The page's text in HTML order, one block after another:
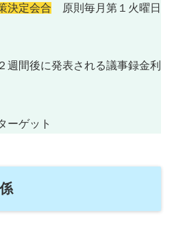
決定会合 原則毎月第１火曜日
週間後に発表される議事録金利
ーゲット